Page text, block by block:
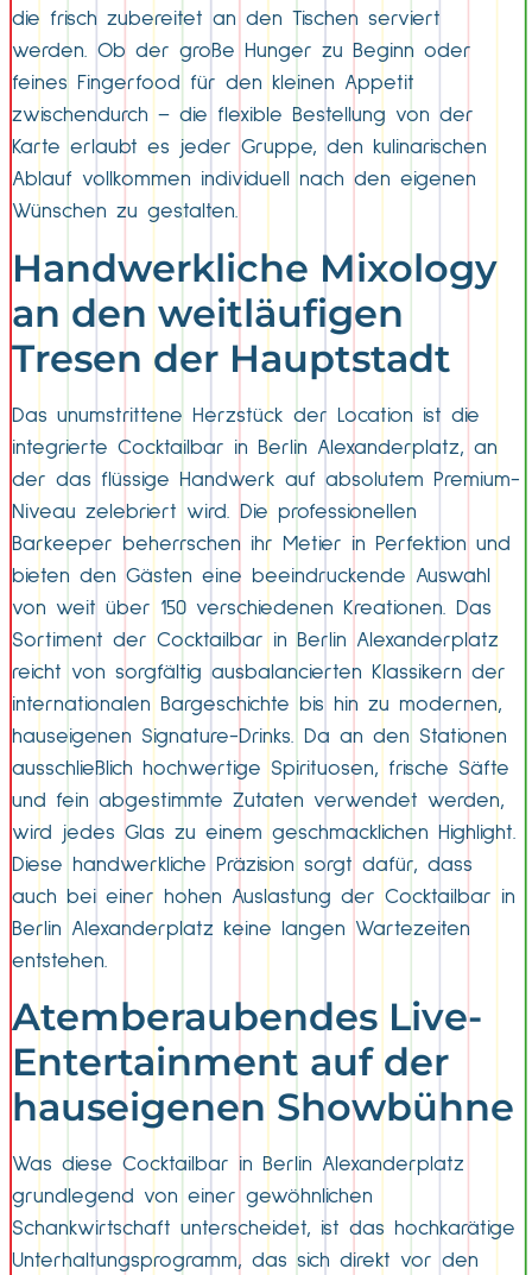
die frisch zubereitet an den Tischen serviert
werden. Ob der große Hunger zu Beginn oder
feines Fingerfood für den kleinen Appetit
zwischendurch – die flexible Bestellung von der
Karte erlaubt es jeder Gruppe, den kulinarischen
Ablauf vollkommen individuell nach den eigenen
Wünschen zu gestalten.
Handwerkliche Mixology
an den weitläufigen
Tresen der Hauptstadt
Das unumstrittene Herzstück der Location ist die
integrierte Cocktailbar in Berlin Alexanderplatz, an
der das flüssige Handwerk auf absolutem Premium-
Niveau zelebriert wird. Die professionellen
Barkeeper beherrschen ihr Metier in Perfektion und
bieten den Gästen eine beeindruckende Auswahl
von weit über 150 verschiedenen Kreationen. Das
Sortiment der Cocktailbar in Berlin Alexanderplatz
reicht von sorgfältig ausbalancierten Klassikern der
internationalen Bargeschichte bis hin zu modernen,
hauseigenen Signature-Drinks. Da an den Stationen
ausschließlich hochwertige Spirituosen, frische Säfte
und fein abgestimmte Zutaten verwendet werden,
wird jedes Glas zu einem geschmacklichen Highlight.
Diese handwerkliche Präzision sorgt dafür, dass
auch bei einer hohen Auslastung der Cocktailbar in
Berlin Alexanderplatz keine langen Wartezeiten
entstehen.
Atemberaubendes Live-
Entertainment auf der
hauseigenen Showbühne
Was diese Cocktailbar in Berlin Alexanderplatz
grundlegend von einer gewöhnlichen
Schankwirtschaft unterscheidet, ist das hochkarätige
Unterhaltungsprogramm, das sich direkt vor den